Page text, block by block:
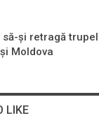
să-și retragă
Moldova
LIKE